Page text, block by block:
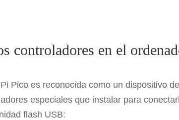
controladores en el
Pico es reconocida como un dispositivo
especiales que instalar para
flash USB: